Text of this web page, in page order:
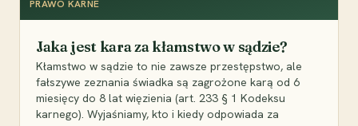
PRAWO KARNE
Jaka jest kara za kłamstwo w sądzie?
Kłamstwo w sądzie to nie zawsze przestępstwo, ale
fałszywe zeznania świadka są zagrożone karą od 6
miesięcy do 8 lat więzienia (art. 233 § 1 Kodeksu
karnego). Wyjaśniamy, kto i kiedy odpowiada za